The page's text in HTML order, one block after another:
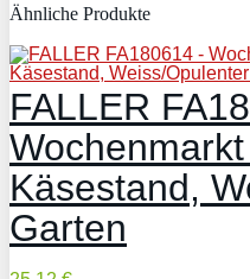
Ähnliche Produkte
FALLER
Käsestand,
Garten